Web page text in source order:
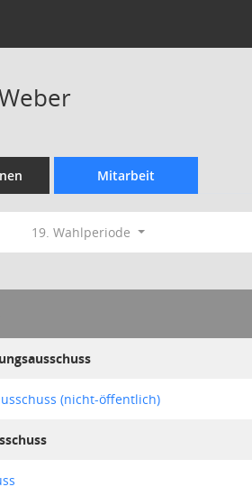
Mitarbeit
19. Wahlperiode
(nicht-öffentlich)